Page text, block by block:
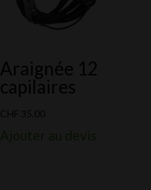
Araignée 12
capilaires
CHF 35.00